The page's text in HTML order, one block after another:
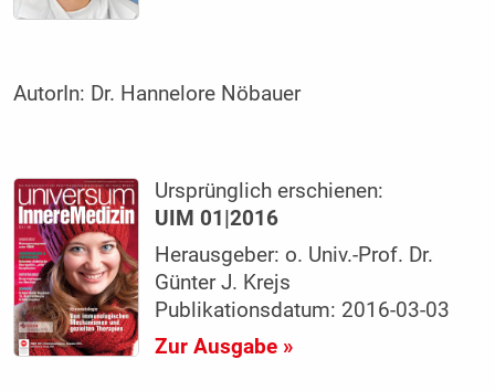
AutorIn: Dr. Hannelore Nöbauer
Ursprünglich erschienen:
UIM 01|2016
Herausgeber: o. Univ.-Prof. Dr.
Günter J. Krejs
Publikationsdatum: 2016-03-03
Zur Ausgabe »